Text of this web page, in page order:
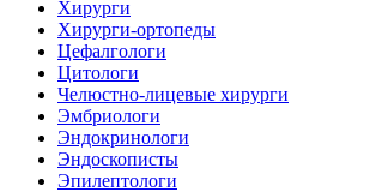
Хирурги
Хирурги-ортопеды
Цефалгологи
Цитологи
Челюстно-лицевые хирурги
Эмбриологи
Эндокринологи
Эндоскописты
Эпилептологи